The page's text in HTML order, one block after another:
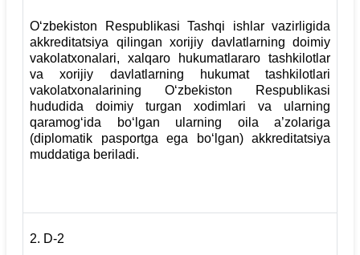
O‘zbekiston Respublikasi Tashqi ishlar vazirligida
akkreditatsiya qilingan xorijiy davlatlarning doimiy
vakolatxonalari, xalqaro hukumatlararo tashkilotlar
va xorijiy davlatlarning hukumat tashkilotlari
vakolatxonalarining O‘zbekiston Respublikasi
hududida doimiy turgan xodimlari va ularning
qaramog‘ida bo‘lgan ularning oila a’zolariga
(diplomatik pasportga ega bo‘lgan) akkreditatsiya
muddatiga beriladi.
2. D-2